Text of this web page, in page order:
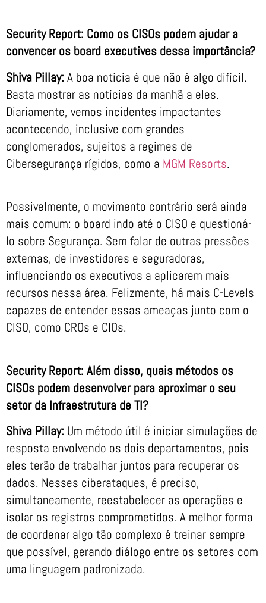
Security Report: Como os CISOs podem ajudar a
convencer os board executives dessa importância?
Shiva Pillay: A boa notícia é que não é algo difícil.
Basta mostrar as notícias da manhã a eles.
Diariamente, vemos incidentes impactantes
acontecendo, inclusive com grandes
conglomerados, sujeitos a regimes de
Cibersegurança rígidos, como a MGM Resorts.
Possivelmente, o movimento contrário será ainda
mais comum: o board indo até o CISO e questioná-
lo sobre Segurança. Sem falar de outras pressões
externas, de investidores e seguradoras,
influenciando os executivos a aplicarem mais
recursos nessa área. Felizmente, há mais C-Levels
capazes de entender essas ameaças junto com o
CISO, como CROs e CIOs.
Security Report: Além disso, quais métodos os
CISOs podem desenvolver para aproximar o seu
setor da Infraestrutura de TI?
Shiva Pillay: Um método útil é iniciar simulações de
resposta envolvendo os dois departamentos, pois
eles terão de trabalhar juntos para recuperar os
dados. Nesses ciberataques, é preciso,
simultaneamente, reestabelecer as operações e
isolar os registros comprometidos. A melhor forma
de coordenar algo tão complexo é treinar sempre
que possível, gerando diálogo entre os setores com
uma linguagem padronizada.